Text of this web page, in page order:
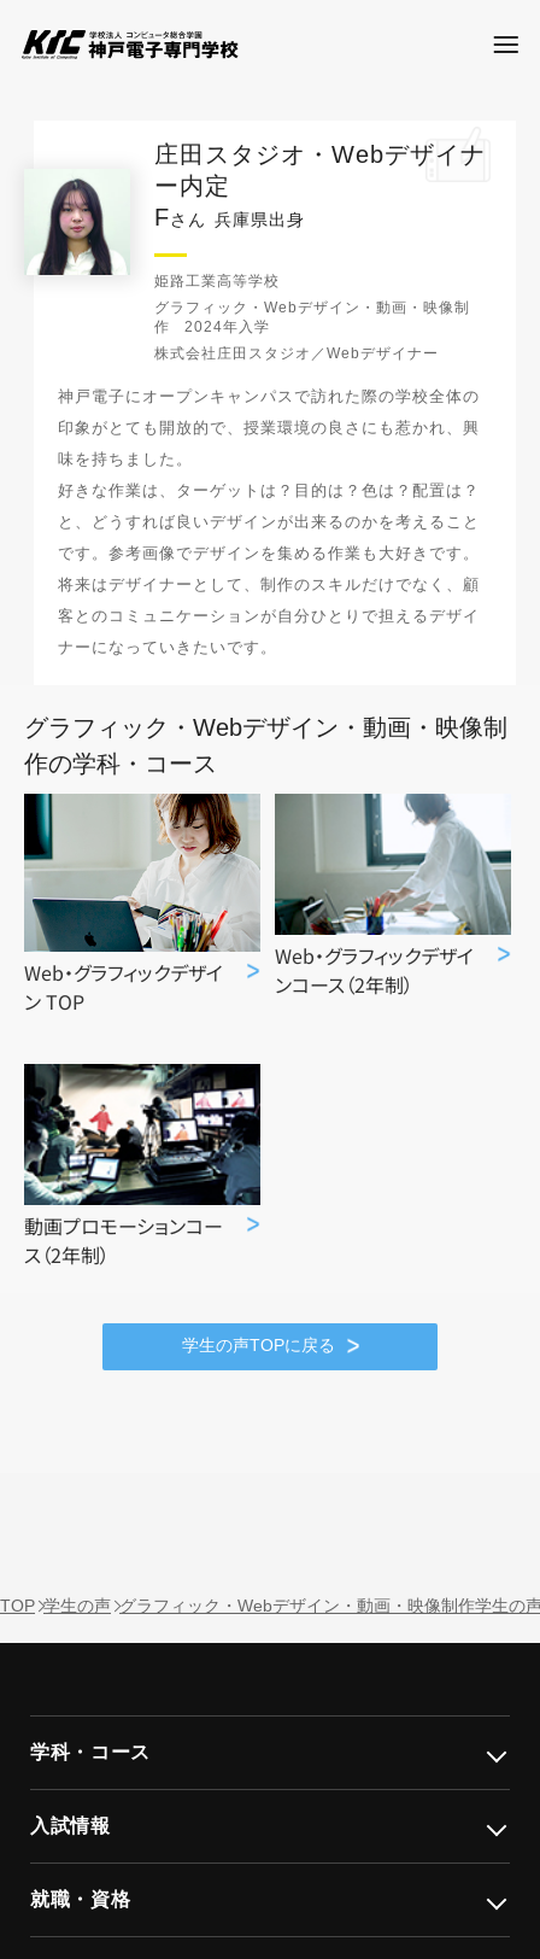
学科・コース
訪問者別
入試情報
神戸電子について
最新のお知らせ
1日最大2つの学科説明＆体験授業
オープン
キャンパス
神戸電子をもっと知る
資料請求は
こちら
庄田スタジオ・Webデザイナ
ー内定
Fさん 兵庫県出身
姫路工業高等学校
グラフィック・Webデザイン・動画・映像制
作
2024年入学
株式会社庄田スタジオ／Webデザイナー
神戸電子にオープンキャンパスで訪れた際の学校全体の
印象がとても開放的で、授業環境の良さにも惹かれ、興
味を持ちました。
好きな作業は、ターゲットは？目的は？色は？配置は？
と、どうすれば良いデザインが出来るのかを考えること
です。参考画像でデザインを集める作業も大好きです。
将来はデザイナーとして、制作のスキルだけでなく、顧
客とのコミュニケーションが自分ひとりで担えるデザイ
ナーになっていきたいです。
グラフィック・Webデザイン・動画・映像制
作の学科・コース
Web・グラフィックデザイ
ン TOP
Web・グラフィックデザイ
ンコース（2年制）
動画プロモーションコー
ス（2年制）
学生の声TOPに戻る
TOP 学生の声 グラフィック・Webデザイン・動画・映像制作学生の
学科・コース
入試情報
就職・資格